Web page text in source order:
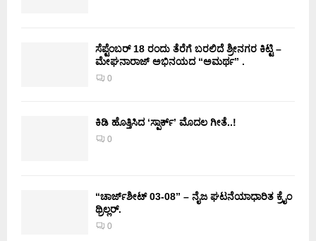
ಸೆಪ್ಟೆಂಬರ್ 18 ರಂದು ತೆರೆಗೆ ಬರಲಿದೆ ಶ್ರೀನಗರ ಕಿಟ್ಟಿ –
ಮೇಘನಾರಾಜ್ ಅಭಿನಯದ “ಅಮರ್ಥ” .
0
ಕಿಡಿ‌‌ ಹೊತ್ತಿಸಿದ ‘ಸ್ಪಾರ್ಕ್’ ಮೊದಲ‌ ಗೀತೆ..!
0
“ಚಾರ್ಜ್‌ಶೀಟ್ 03-08” – ನೈಜ ಘಟನೆಯಾಧಾರಿತ ಕ್ರೈಂ
ಥ್ರಿಲ್ಲರ್.
0